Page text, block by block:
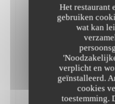
Het restaurant
gebruiken
wat kan
verplicht en
geïnstalleerd.
cookies
toestemming.
Vins
Vallée
8,00 EUR
Verre
24,00
“Le Grand Moulin“